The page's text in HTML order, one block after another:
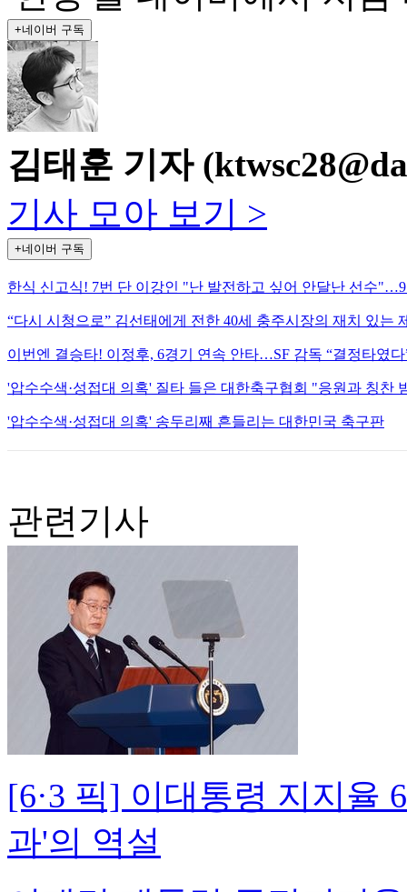
+네이버 구독
김태훈 기자
기사 모아 보기 >
+네이버 구독
한식 신고식! 7번 단 이강인 "난 발전하고 싶어 안달난 선수
“다시 시청으로” 김선태에게 전한 40세 충주시장의 재치 있는
이번엔 결승타! 이정후, 6경기 연속 안타…SF 감독 “결정타였다
'압수수색·성접대 의혹' 질타 들은 대한축구협회 "응원과 칭찬
'압수수색·성접대 의혹' 송두리째 흔들리는 대한민국 축구판
관련기사
[6·3 픽] 이대통령 지지율
과'의 역설